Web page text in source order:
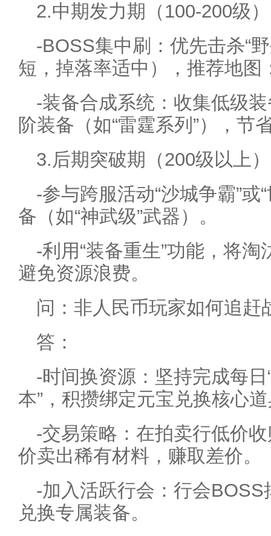
2.中期发力期（100-200级
-BOSS集中刷：优先击杀“
短，掉落率适中），推荐地图
-装备合成系统：收集低级
阶装备（如“雷霆系列”），节
3.后期突破期（200级以上
-参与跨服活动“沙城争霸”或
备（如“神武级”武器）。
-利用“装备重生”功能，将
避免资源浪费。
问：非人民币玩家如何追赶
答：
-时间换资源：坚持完成每日
本”，积攒绑定元宝兑换核心
-交易策略：在拍卖行低价
价卖出稀有材料，赚取差价。
-加入活跃行会：行会
兑换专属装备。